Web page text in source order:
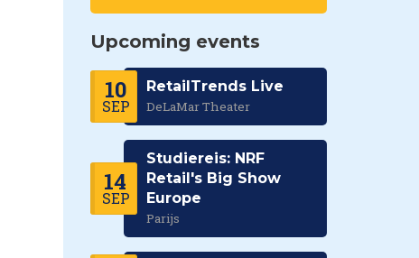
Upcoming events
10
SEP
RetailTrends Live
DeLaMar Theater
14
SEP
Studiereis: NRF
Retail's Big Show
Europe
Parijs